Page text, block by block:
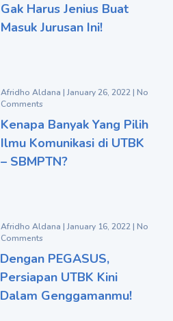
Gak Harus Jenius Buat
Masuk Jurusan Ini!
Afridho Aldana January 26, 2022 No
Comments
Kenapa Banyak Yang Pilih
Ilmu Komunikasi di UTBK
– SBMPTN?
Afridho Aldana January 16, 2022 No
Comments
Dengan PEGASUS,
Persiapan UTBK Kini
Dalam Genggamanmu!